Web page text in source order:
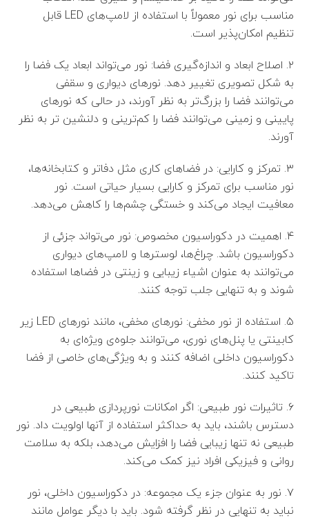
مناسب برای نور معمولاً با استفاده از لامپ‌های LED قابل
تنظیم امکان‌پذیر است.
۲. اصلاح ابعاد و اندازه‌گیری فضا: نور می‌تواند ابعاد یک فضا را
به شکل تصویری تغییر دهد. نورهای دیواری و سقفی
می‌توانند فضا را بزرگ‌تر به نظر آورند، در حالی که نورهای
پایینی و زمینی می‌توانند فضا را کم‌ترینی و دلنشین تر به نظر
آورند.
۳. تمرکز و کارایی: در فضاهای کاری مثل دفاتر و کتابخانه‌ها،
نور مناسب برای تمرکز و کارایی بسیار حیاتی است. نور
معافیت ایجاد می‌کند و خستگی چشم‌ها را کاهش می‌دهد.
۴. اهمیت در دکوراسیون مخصوص: نور می‌تواند جزئی از
دکوراسیون باشد. چراغ‌ها، لوسترها و لامپ‌های دیواری
می‌توانند به عنوان اشیاء زیبایی و زینتی در فضاها استفاده
شوند و به تنهایی جلب توجه کنند.
۵. استفاده از نور مخفی: نورهای مخفی، مانند نورهای LED زیر
کابینتی یا پنل‌های نوری، می‌توانند جلوه‌ی ویژه‌ای به
دکوراسیون داخلی اضافه کنند و به ویژگی‌های خاصی از فضا
تاکید کنند.
۶. تاثیرات نور طبیعی: اگر امکانات نورپردازی طبیعی در
دسترس باشند، باید به حداکثر استفاده از آنها اولویت داد. نور
طبیعی نه تنها زیبایی فضا را افزایش می‌دهد، بلکه به سلامت
روانی و فیزیکی افراد نیز کمک می‌کند.
۷. نور به عنوان جزء یک مجموعه: در دکوراسیون داخلی، نور
نباید به تنهایی در نظر گرفته شود. باید با دیگر عوامل مانند